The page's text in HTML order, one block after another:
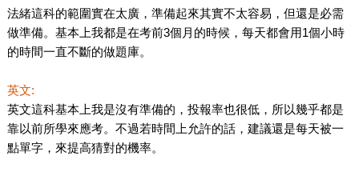
法緒這科的範圍實在太廣，準備起來其實不太容易，但還是必需
做準備。基本上我都是在考前3個月的時候，每天都會用1個小時
的時間一直不斷的做題庫。
英文:
英文這科基本上我是沒有準備的，投報率也很低，所以幾乎都是
靠以前所學來應考。不過若時間上允許的話，建議還是每天被一
點單字，來提高猜對的機率。